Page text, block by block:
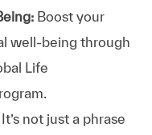
Boost your
well-being through
Life
It’s not just a phrase